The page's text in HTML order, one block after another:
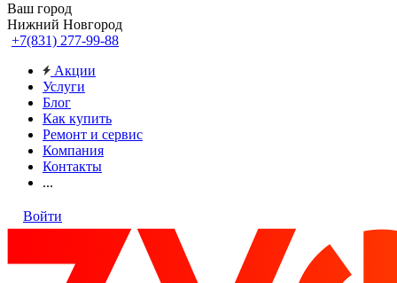
Ваш город
Нижний Новгород
+7(831) 277-99-88
Акции
Услуги
Блог
Как купить
Ремонт и сервис
Компания
Контакты
...
Войти